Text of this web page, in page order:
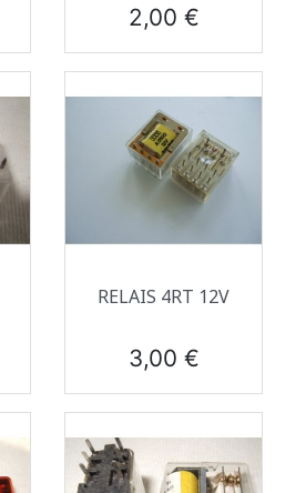
Prix
2,00 €
RELAIS 4RT 12V
Prix
3,00 €